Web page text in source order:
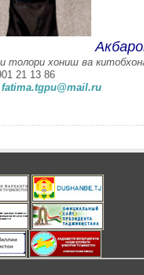
толори хониш ва
21 13 86
fatima.tgpu@mail.ru